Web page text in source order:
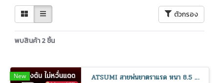
ตัวกรอง
พบสินค้า 2 ชิ้น
New
ATSUMI สายพ่นยาตราแรด หนา 8.5 มิลลิเมตร ยาว 50 เมตร จากประเทศเกาหลี